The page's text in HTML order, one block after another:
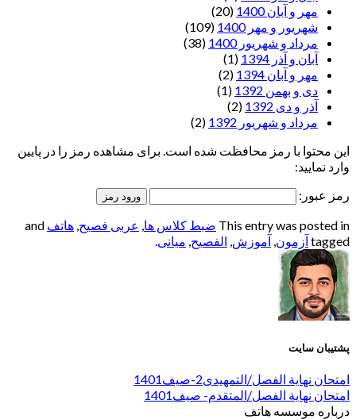
مهر و آبان 1400
(20)
شهریور و مهر 1400
(109)
مرداد و شهریور 1400
(38)
آبان و آذر 1394
(1)
مهر و آبان 1394
(2)
دی و بهمن 1392
(1)
آذر و دی 1392
(2)
مرداد و شهریور 1392
(2)
این محتوا با رمز محافظت شده است. برای مشاهده رمز را در پایین
وارد نمایید:
رمز عبور:
This entry was posted in ضبط کلاس ها, عربی فصیح, هاتف and
tagged آزمون, آموزش, الفصيح, میانی.
پشتیبان سایت
امتحان نهایة الفصل/التمهیدی2-صیف1401
امتحان نهایة الفصل/المتقدم- صیف1401
درباره موسسه هاتف